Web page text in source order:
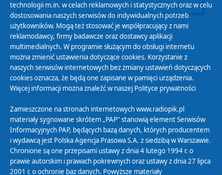
Polityka Prywatności
Zasady korzystania z Serwisu
Organizacje Pożytku Publicznego
Cyfryzacja DAB+
Polityka ochrony danych osobowych
Abonament
Zamówienia publiczne
technologii m.in. w celach reklamowych i statystycznych oraz w celu
dostosowania naszych serwisów do indywidualnych potrzeb
użytkowników. Mogą też stosować je współpracujący z nami
reklamodawcy, firmy badawcze oraz dostawcy aplikacji
multimedialnych. W programie służącym do obsługi internetu
można zmienić ustawienia dotyczące cookies. Korzystanie z
naszych serwisów internetowych bez zmiany ustawień dotyczących
cookies oznacza, że będą one zapisane w pamięci urządzenia.
Więcej informacji można znaleźć w naszej Polityce prywatności
Zamieszczone na stronach internetowych www.radiopik.pl
materiały sygnowane skrótem „PAP” stanowią element Serwisów
Informacyjnych PAP, będących bazą danych, których producentem
i wydawcą jest Polska Agencja Prasowa S.A. z siedzibą w Warszawie.
Chronione są one przepisami ustawy z dnia 4 lutego 1994 r. o
prawie autorskim i prawach pokrewnych oraz ustawy z dnia 27 lipca
2001 r. o ochronie baz danych. Powyższe materiały